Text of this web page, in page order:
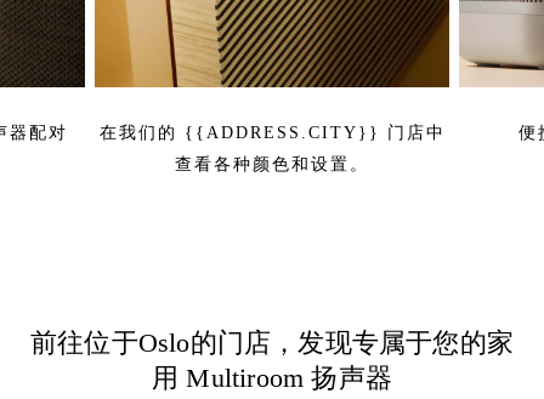
器配对
在我们的 {{ADDRESS.CITY}} 门店中
查看各种颜色和设置。
便
前往位于Oslo的门店，发现专属于您的家
用 Multiroom 扬声器